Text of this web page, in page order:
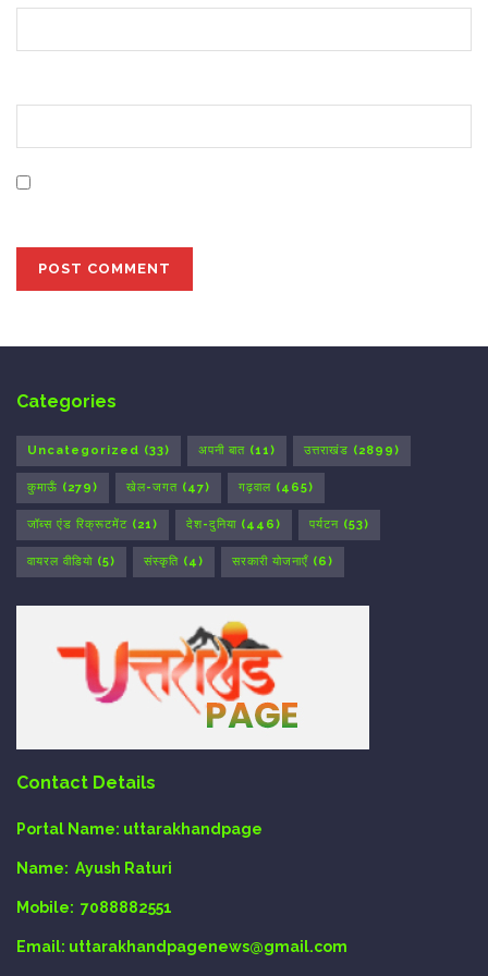
Categories
Uncategorized (33) अपनी बात (11) उत्तराखंड (2899)
कुमाऊँ (279) खेल-जगत (47) गढ़वाल (465)
जॉब्स एंड रिक्रूटमेंट (21) देश-दुनिया (446) पर्यटन (53)
वायरल वीडियो (5) संस्कृति (4) सरकारी योजनाएँ (6)
Contact Details
Portal Name: uttarakhandpage
Name: Ayush Raturi
Mobile: 7088882551
Email: uttarakhandpagenews@gmail.com